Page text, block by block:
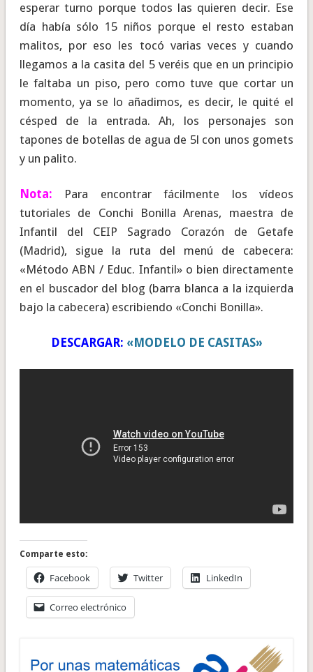
esperar turno porque todos las quieren decir. Ese
día había sólo 15 niños porque el resto estaban
malitos, por eso les tocó varias veces y cuando
llegamos a la casita del 5 veréis que en un principio
le faltaba un piso, pero como tuve que cortar un
momento, ya se lo añadimos, es decir, le quité el
césped de la entrada. Ah, los personajes son
tapones de botellas de agua de 5l con unos gomets
y un palito.
Nota: Para encontrar fácilmente los vídeos
tutoriales de Conchi Bonilla Arenas, maestra de
Infantil del CEIP Sagrado Corazón de Getafe
(Madrid), sigue la ruta del menú de cabecera:
«Método ABN / Educ. Infantil» o bien directamente
en el buscador del blog (barra blanca a la izquierda
bajo la cabecera) escribiendo «Conchi Bonilla».
DESCARGAR: «MODELO DE CASITAS»
Comparte esto:
Facebook Twitter LinkedIn
Correo electrónico